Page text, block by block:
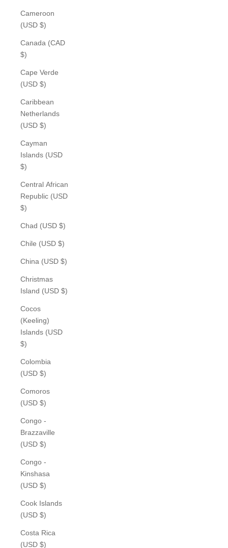
Cameroon
(USD $)
Canada (CAD
$)
Cape Verde
(USD $)
Caribbean
Netherlands
(USD $)
Cayman
Islands (USD
$)
Central African
Republic (USD
$)
Chad (USD $)
Chile (USD $)
China (USD $)
Christmas
Island (USD $)
Cocos
(Keeling)
Islands (USD
$)
Colombia
(USD $)
Comoros
(USD $)
Congo -
Brazzaville
(USD $)
Congo -
Kinshasa
(USD $)
Cook Islands
(USD $)
Costa Rica
(USD $)